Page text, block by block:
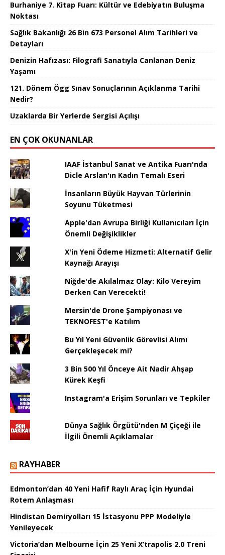
Burhaniye 7. Kitap Fuarı: Kültür ve Edebiyatın Buluşma
Noktası
Sağlık Bakanlığı 26 Bin 673 Personel Alım Tarihleri ve
Detayları
Denizin Hafızası: Filografi Sanatıyla Canlanan Deniz
Yaşamı
121. Dönem Ögg Sınav Sonuçlarının Açıklanma Tarihi
Nedir?
Uzaklarda Bir Yerlerde Sergisi Açılışı
EN ÇOK OKUNANLAR
IAAF İstanbul Sanat ve Antika Fuarı'nda
Dicle Arslan'ın Kadın Temalı Eseri
İnsanların Büyük Hayvan Türlerinin
Soyunu Tüketmesi
Apple'dan Avrupa Birliği Kullanıcıları İçin
Önemli Değişiklikler
X'in Yeni Ödeme Hizmeti: Alternatif Gelir
Kaynağı Arayışı
Niğde'de Akılalmaz Olay: Kilo Vereyim
Derken Can Verecekti!
Mersin'de Drone Şampiyonası ve
TEKNOFEST'e Katılım
Bu Yıl Yeni Güvenlik Görevlisi Alımı
Gerçekleşecek mi?
3 Bin 500 Yıl Önceye Ait Nadir Ahşap
Kürek Keşfi
Instagram'a Erişim Sorunları ve Tepkiler
Dünya Sağlık Örgütü'nden M Çiçeği ile
İlgili Önemli Açıklamalar
RAYHABER
Edmonton’dan 40 Yeni Hafif Raylı Araç İçin Hyundai
Rotem Anlaşması
Hindistan Demiryolları 15 İstasyonu PPP Modeliyle
Yenileyecek
Victoria’dan Melbourne İçin 25 Yeni X’trapolis 2.0 Treni